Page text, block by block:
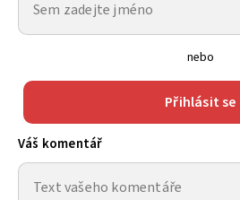
nebo
Přihlásit se
Váš komentář